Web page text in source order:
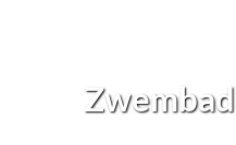
Zwembad